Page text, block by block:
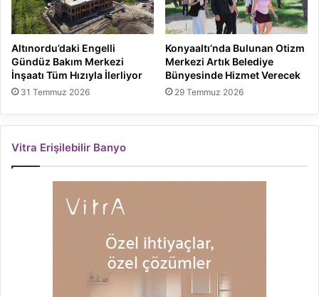
Altınordu’daki Engelli
Gündüz Bakım Merkezi
İnşaatı Tüm Hızıyla İlerliyor
31 Temmuz 2026
Konyaaltı’nda Bulunan Otizm
Merkezi Artık Belediye
Bünyesinde Hizmet Verecek
29 Temmuz 2026
Vitra Erişilebilir Banyo